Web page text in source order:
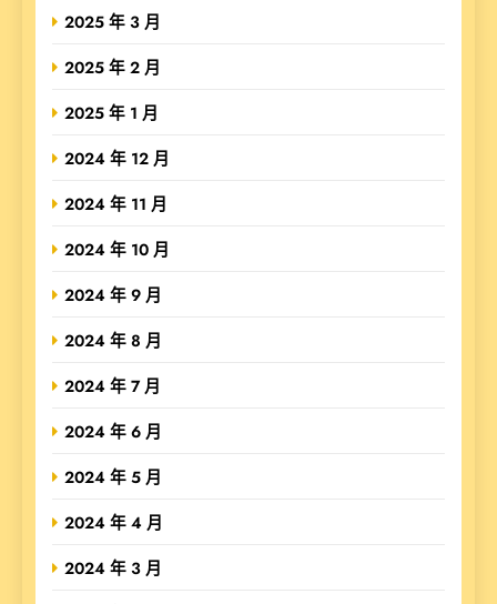
2025 年 3 月
2025 年 2 月
2025 年 1 月
2024 年 12 月
2024 年 11 月
2024 年 10 月
2024 年 9 月
2024 年 8 月
2024 年 7 月
2024 年 6 月
2024 年 5 月
2024 年 4 月
2024 年 3 月